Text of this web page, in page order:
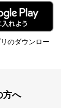
のダウンロー
方へ